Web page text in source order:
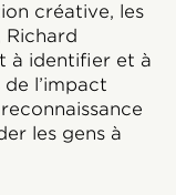
créative, les
Richard
à identifier et à
l’impact
les gens à